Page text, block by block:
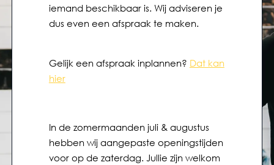
iemand beschikbaar is. Wij adviseren je
dus even een afspraak te maken.
Gelijk een afspraak inplannen? Dat kan
hier
In de zomermaanden juli & augustus
hebben wij aangepaste openingstijden
voor op de zaterdag. Jullie zijn welkom
1927
dan alleen een mooi product. Het gaat om het
totaalplaatje: duidelijke afspraken, eerlijk advies
service zonder verrassingen. Dat geeft je rust én
het vertrouwen dat het gewoon goed komt!